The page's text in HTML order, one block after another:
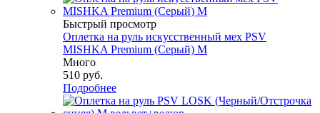
Быстрый просмотр
Оплетка на руль искусственный мех PSV
MISHKA Premium (Серый) M
Много
510 руб.
Подробнее